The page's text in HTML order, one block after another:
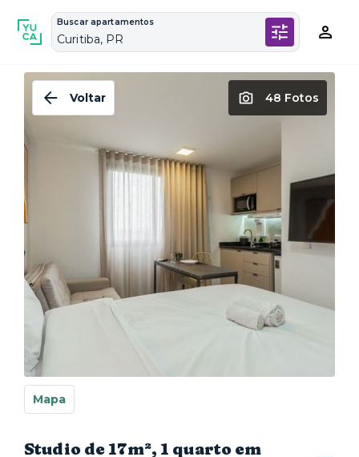
Buscar apartamentos
Curitiba, PR
Voltar 48 Fotos
Mapa
Studio de 17m², 1 quarto em